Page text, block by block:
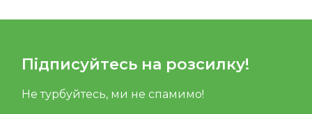
Підписуйтесь на розсилку!
Не турбуйтесь, ми не спамимо!